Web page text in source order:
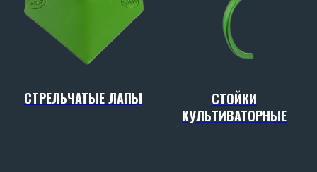
СТРЕЛЬЧАТЫЕ ЛАПЫ
СТОЙКИ
КУЛЬТИВАТОРНЫЕ